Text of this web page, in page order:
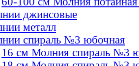
джинсовые
металл
спираль №3 юбочная
16 см Молния спираль №3